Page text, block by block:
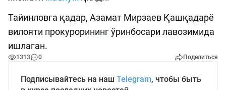
Тайинловга қадар, Азамат Мирзаев Қашқадарё
вилояти прокурорининг ўринбосари лавозимида
ишлаган.
1313 0 Поделиться
Подписывайтесь на наш Telegram, чтобы быть